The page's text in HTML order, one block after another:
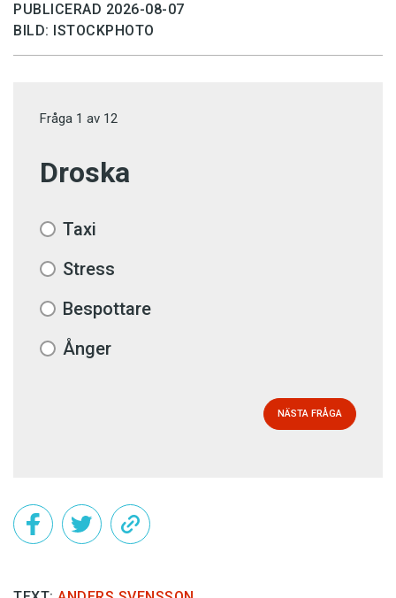
PUBLICERAD 2026-08-07
BILD: ISTOCKPHOTO
Fråga 1 av 12
Droska
Taxi
Stress
Bespottare
Ånger
NÄSTA FRÅGA